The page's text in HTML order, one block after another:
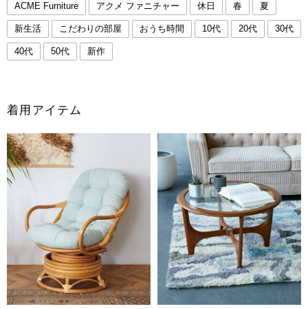
ACME Furniture アクメ ファニチャー 休日 春 夏
新生活 こだわりの部屋 おうち時間 10代 20代 30代
40代 50代 新作
着用アイテム